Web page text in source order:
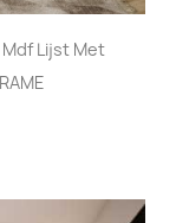
Lijst Met